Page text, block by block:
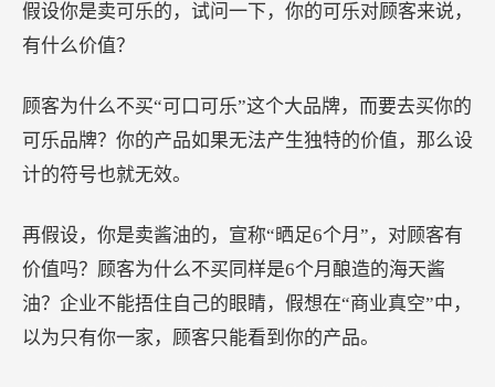
假设你是卖可乐的，试问一下，你的可乐对顾客来说，
有什么价值？
顾客为什么不买“可口可乐”这个大品牌，而要去买你的
可乐品牌？你的产品如果无法产生独特的价值，那么设
计的符号也就无效。
再假设，你是卖酱油的，宣称“晒足6个月”，对顾客有
价值吗？顾客为什么不买同样是6个月酿造的海天酱
油？企业不能捂住自己的眼睛，假想在“商业真空”中，
以为只有你一家，顾客只能看到你的产品。